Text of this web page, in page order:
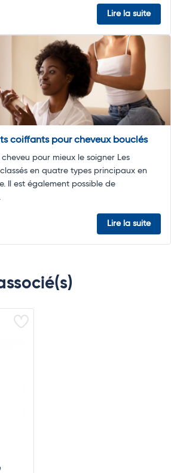
Lire la suite
coiffants pour cheveux bouclés
pour mieux le soigner Les
en quatre types principaux en
Il est également possible de
Lire la suite